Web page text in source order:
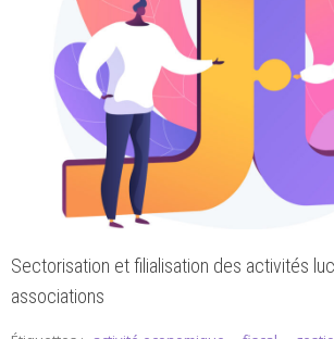
Sectorisation et filialisation des activités
associations